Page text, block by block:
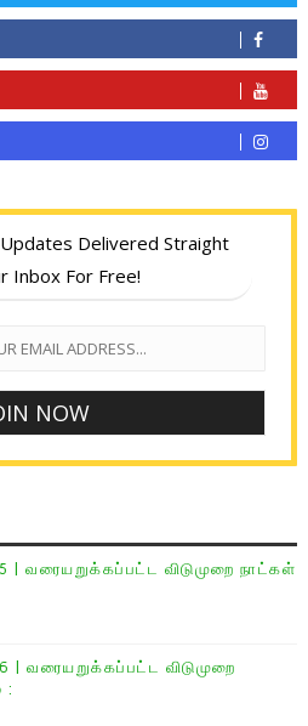
Delivered Straight
Inbox For Free!
| வரையறுக்கப்பட்ட விடுமுறை நாட்கள்
| வரையறுக்கப்பட்ட விடுமுறை
: